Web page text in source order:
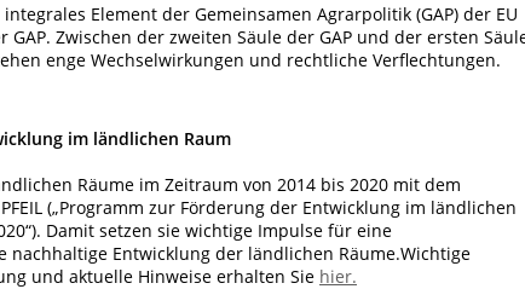
Element der Gemeinsamen Agrarpolitik (GAP) der EU
Zwischen der zweiten Säule der GAP und der ersten
enge Wechselwirkungen und rechtliche Verflechtungen.
im ländlichen Raum
Räume im Zeitraum von 2014 bis 2020 mit dem
(„Programm zur Förderung der Entwicklung im ländlichen
Damit setzen sie wichtige Impulse für eine
Entwicklung der ländlichen Räume.Wichtige
und aktuelle Hinweise erhalten Sie hier.